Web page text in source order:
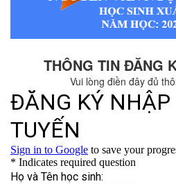
THÔNG TIN ĐĂNG
Vui lòng điền đây đủ